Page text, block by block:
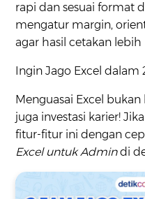
rapi dan sesuai format
mengatur margin,
agar hasil cetakan lebih
Ingin Jago Excel dalam
Menguasai Excel
juga investasi karier!
fitur-fitur ini dengan
Excel untuk Admindi